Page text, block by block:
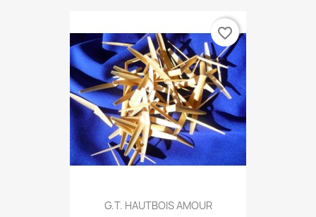
G.T. HAUTBOIS AMOUR
favorite_border